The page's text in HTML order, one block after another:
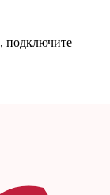
подключите